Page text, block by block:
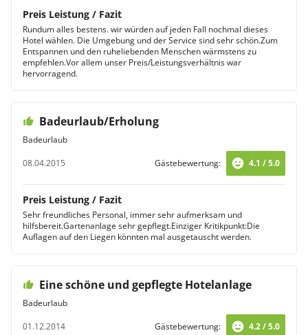
Preis Leistung / Fazit
Rundum alles bestens. wir würden auf jeden Fall nochmal dieses
Hotel wählen. Die Umgebung und der Service sind sehr schön.Zum
Entspannen und den ruheliebenden Menschen wärmstens zu
empfehlen.Vor allem unser Preis/Leistungsverhältnis war
hervorragend.
Badeurlaub/Erholung
Badeurlaub
08.04.2015
Gästebewertung: 4.1 / 5.0
Preis Leistung / Fazit
Sehr freundliches Personal, immer sehr aufmerksam und
hilfsbereit.Gartenanlage sehr gepflegt.Einziger Kritikpunkt:Die
Auflagen auf den Liegen könnten mal ausgetauscht werden.
Eine schöne und gepflegte Hotelanlage
Badeurlaub
01.12.2014
Gästebewertung: 4.2 / 5.0